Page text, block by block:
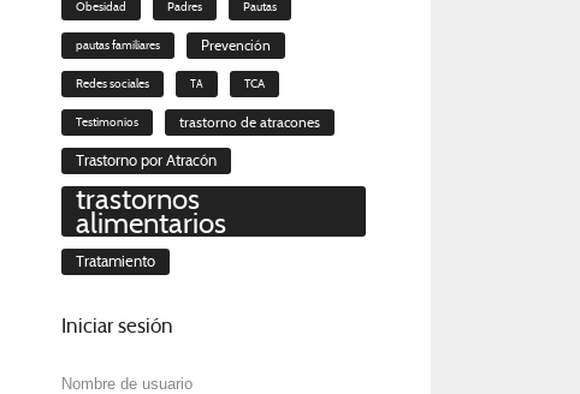
Obesidad Padres Pautas
pautas familiares Prevención
Redes sociales TA TCA
Testimonios trastorno de atracones
Trastorno por Atracón
trastornos
alimentarios
Tratamiento
Iniciarsesión
Nombre de usuario